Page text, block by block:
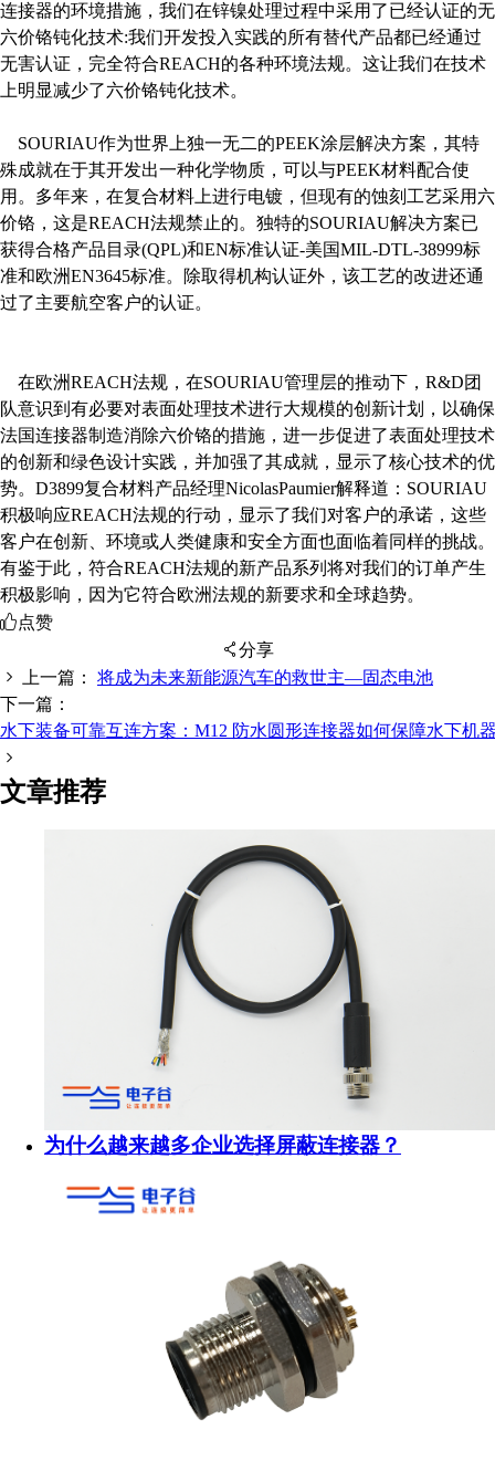
连接器的环境措施，我们在锌镍处理过程中采用了已经认证的无
六价铬钝化技术:我们开发投入实践的所有替代产品都已经通过
无害认证，完全符合REACH的各种环境法规。这让我们在技术
上明显减少了六价铬钝化技术。
SOURIAU作为世界上独一无二的PEEK涂层解决方案，其特
殊成就在于其开发出一种化学物质，可以与PEEK材料配合使
用。多年来，在复合材料上进行电镀，但现有的蚀刻工艺采用六
价铬，这是REACH法规禁止的。独特的SOURIAU解决方案已
获得合格产品目录(QPL)和EN标准认证-美国MIL-DTL-38999标
准和欧洲EN3645标准。除取得机构认证外，该工艺的改进还通
过了主要航空客户的认证。
在欧洲REACH法规，在SOURIAU管理层的推动下，R&D团
队意识到有必要对表面处理技术进行大规模的创新计划，以确保
法国连接器制造消除六价铬的措施，进一步促进了表面处理技术
的创新和绿色设计实践，并加强了其成就，显示了核心技术的优
势。D3899复合材料产品经理NicolasPaumier解释道：SOURIAU
积极响应REACH法规的行动，显示了我们对客户的承诺，这些
客户在创新、环境或人类健康和安全方面也面临着同样的挑战。
有鉴于此，符合REACH法规的新产品系列将对我们的订单产生
积极影响，因为它符合欧洲法规的新要求和全球趋势。
点赞
分享
上一篇： 将成为未来新能源汽车的救世主—固态电池
下一篇：
水下装备可靠互连方案：M12 防水圆形连接器如何保障水下机
文章推荐
为什么越来越多企业选择屏蔽连接器？